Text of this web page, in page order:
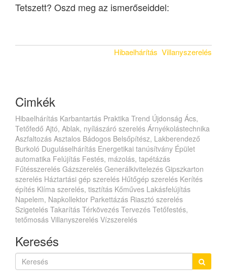
Tetszett? Oszd meg az ismerőseiddel:
Hibaelhárítás Villanyszerelés
Cimkék
Hibaelhárítás Karbantartás Praktika Trend Újdonság Ács,
Tetőfedő Ajtó, Ablak, nyílászáró szerelés Árnyékolástechnika
Aszfaltozás Asztalos Bádogos Belsőpítész, Lakberendező
Burkoló Duguláselhárítás Energetikai tanúsítvány Épület
automatika Felújítás Festés, mázolás, tapétázás
Fűtésszerelés Gázszerelés Generálkivitelezés Gipszkarton
szerelés Háztartási gép szerelés Hűtőgép szerelés Kerítés
építés Klíma szerelés, tisztítás Kőműves Lakásfelújítás
Napelem, Napkollektor Parkettázás Riasztó szerelés
Szigetelés Takarítás Térkövezés Tervezés Tetőfestés,
tetőmosás Villanyszerelés Vízszerelés
Keresés